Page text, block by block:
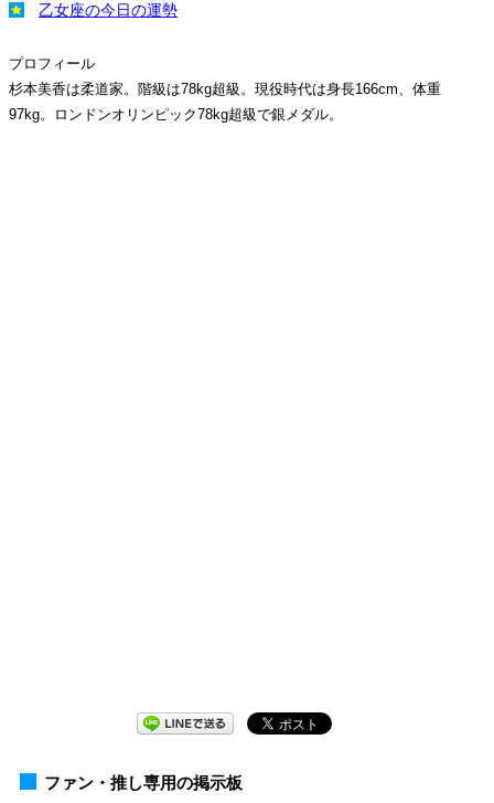
乙女座の今日の運勢
プロフィール
杉本美香は柔道家。階級は78kg超級。現役時代は身長166cm、体重
97kg。ロンドンオリンピック78kg超級で銀メダル。
ファン・推し専用の掲示板